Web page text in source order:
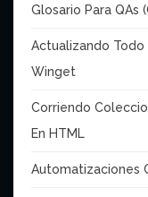
Glosario Para QAs
Actualizando
Winget
Corriendo
En HTML
Automatizaciones